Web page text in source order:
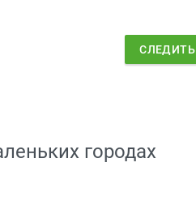
СЛЕДИТЬ
городах